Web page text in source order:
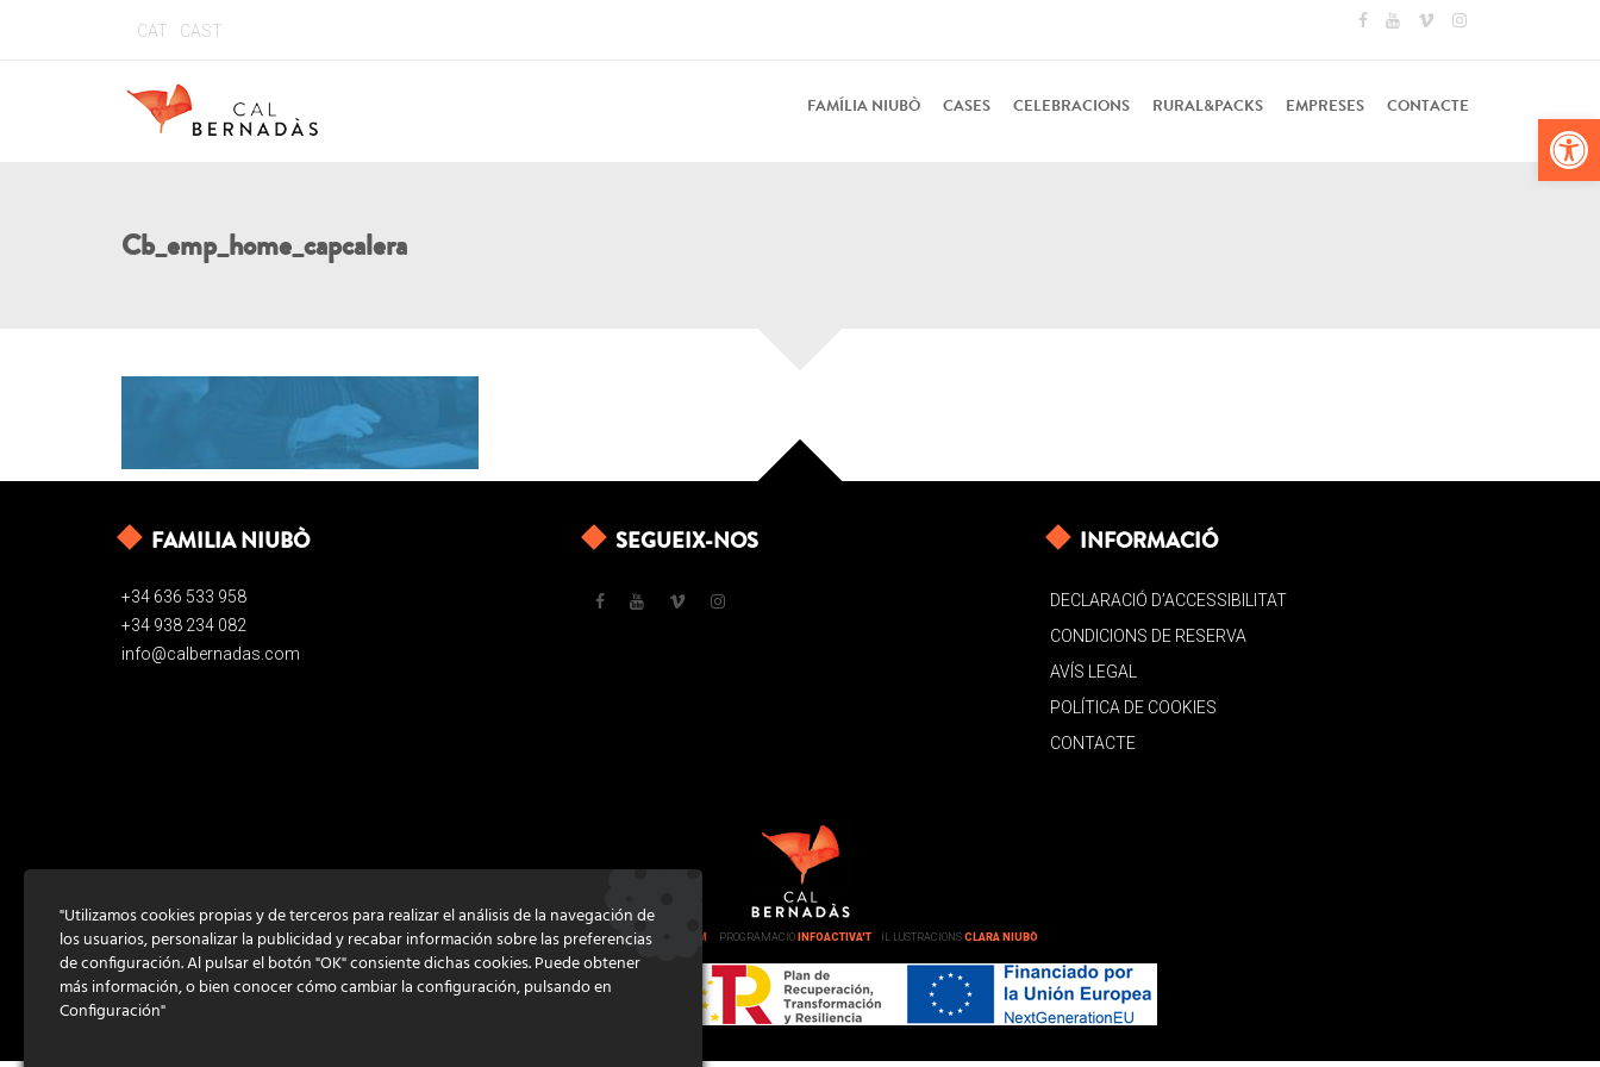
CAT CAST
FAMÍLIA NIUBÒ CASES CELEBRACIONS RURAL&PACKS EMPRESES CONTACTE
Cb_emp_home_capcalera
FAMILIA NIUBÒ
+34 636 533 958
+34 938 234 082
info@calbernadas.com
SEGUEIX-NOS INFORMACIÓ
DECLARACIÓ D’ACCESSIBILITAT
CONDICIONS DE RESERVA
AVÍS LEGAL
POLÍTICA DE COOKIES
CONTACTE
DISSENYGRATSTUDIO.COM PROGRAMACIÓ INFOACTIVA'T IL·LUSTRACIONS CLARA NIUBÒ
"Utilizamos cookies propias y de terceros para realizar el análisis de la navegación de
los usuarios, personalizar la publicidad y recabar información sobre las preferencias
de configuración. Al pulsar el botón "OK" consiente dichas cookies. Puede obtener
más información, o bien conocer cómo cambiar la configuración, pulsando en
Configuración"